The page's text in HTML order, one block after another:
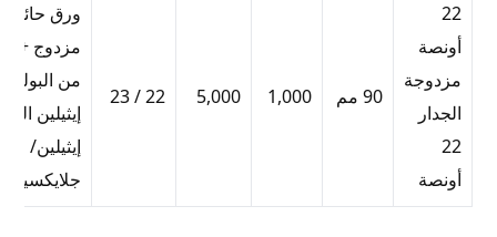
22
أونصة
مزدوجة
الجدار
22
أونصة
90 مم 1,000
5,000
22 / 23
ورق حائط
مزدوج +
من البولي
إيثيلين
إيثيلين/